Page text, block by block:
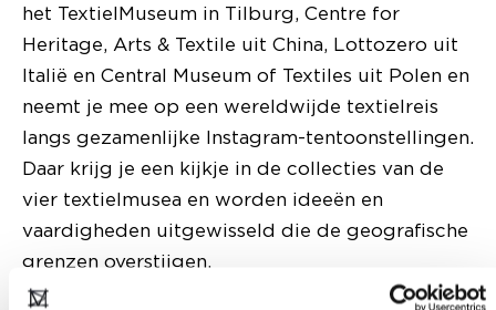
het TextielMuseum in Tilburg, Centre for
Heritage, Arts & Textile uit China, Lottozero uit
Italië en Central Museum of Textiles uit Polen en
neemt je mee op een wereldwijde textielreis
langs gezamenlijke Instagram-tentoonstellingen.
Daar krijg je een kijkje in de collecties van de
vier textielmusea en worden ideeën en
vaardigheden uitgewisseld die de geografische
grenzen overstijgen.